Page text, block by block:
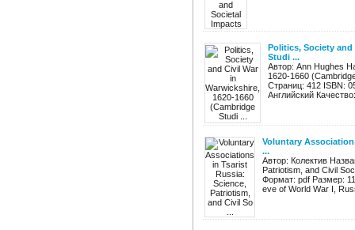
Politics, Society and
Studi ...
Автор: Ann Hughes
1620-1660
Страниц: 412 ISBN:
Английский
Voluntary
...
Автор: Колектив
Patriotism, and Civil
Формат: pdf Размер:
eve of World War I,